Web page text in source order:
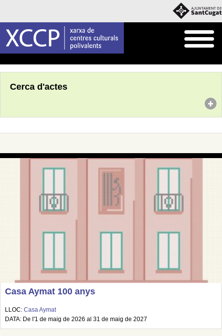
Cerca d'actes
Casa Aymat 100 anys
LLOC: Casa Aymat
DATA: De l'1 de maig de 2026 al 31 de maig de 2027